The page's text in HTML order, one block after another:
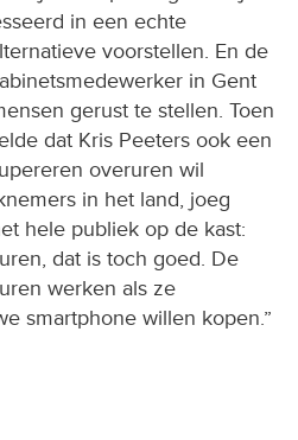
in een echte
voorstellen. En de
in Gent
gerust te stellen. Toen
dat Kris Peeters ook een
overuren wil
in het land, joeg
hele publiek op de kast:
dat is toch goed. De
werken als ze
smartphone willen kopen.”